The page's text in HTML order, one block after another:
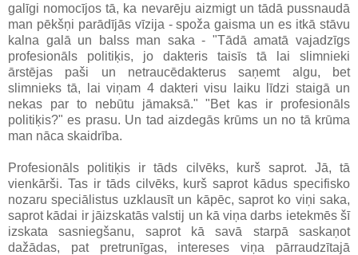
galīgi nomocījos tā, ka nevarēju aizmigt un tādā pussnaudā
man pēkšņi parādījās vīzija - spoža gaisma un es itkā stāvu
kalna galā un balss man saka - "Tādā amatā vajadzīgs
profesionāls politiķis, jo dakteris taisīs tā lai slimnieki
ārstējas paši un netraucēdakterus saņemt algu, bet
slimnieks tā, lai viņam 4 dakteri visu laiku līdzi staigā un
nekas par to nebūtu jāmaksā." "Bet kas ir profesionāls
politiķis?" es prasu. Un tad aizdegās krūms un no tā krūma
man nāca skaidrība.
Profesionāls politiķis ir tāds cilvēks, kurš saprot. Jā, tā
vienkārši. Tas ir tāds cilvēks, kurš saprot kādus specifisko
nozaru speciālistus uzklausīt un kāpēc, saprot ko viņi saka,
saprot kādai ir jāizskatās valstij un kā viņa darbs ietekmēs šī
izskata sasniegšanu, saprot kā savā starpā saskaņot
dažādas, pat pretrunīgas, intereses viņa pārraudzītajā